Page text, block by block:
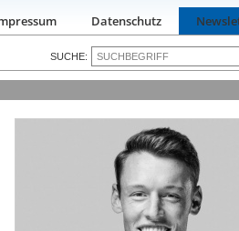
Datenschutz
SUCHE: